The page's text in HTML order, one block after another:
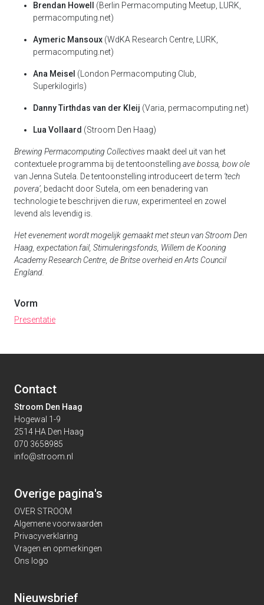
Brendan Howell
(Berlin Permacomputing Meetup, LURK,
permacomputing.net)
Aymeric Mansoux (WdKA Research Centre, LURK,
permacomputing.net)
Ana Meisel (London Permacomputing Club,
Superkilogirls)
Danny Tirthdas van der Kleij (Varia, permacomputing.net)
Lua Vollaard (Stroom Den Haag)
Brewing Permacomputing Collectives maakt deel uit van het
contextuele programma bij de tentoonstelling ave bossa, bow ole
van Jenna Sutela. De tentoonstelling introduceert de term ‘tech
povera’, bedacht door Sutela, om een benadering van
technologie te beschrijven die ruw, experimenteel en zowel
levend als levendig is.
Het evenement wordt mogelijk gemaakt met steun van Stroom Den
Haag, expectation.fail, Stimuleringsfonds, Willem de Kooning
Academy Research Centre, de Britse overheid en Arts Council
England.
Vorm
Presentatie
Contact
Stroom Den Haag
Hogewal 1-9
2514 HA Den Haag
070 3658985
info@stroom.nl
Overige pagina's
OVER STROOM
Algemene voorwaarden
Privacyverklaring
Vragen en opmerkingen
Ons logo
Nieuwsbrief